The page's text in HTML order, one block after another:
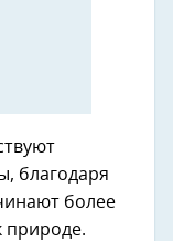
благодаря
более
природе.